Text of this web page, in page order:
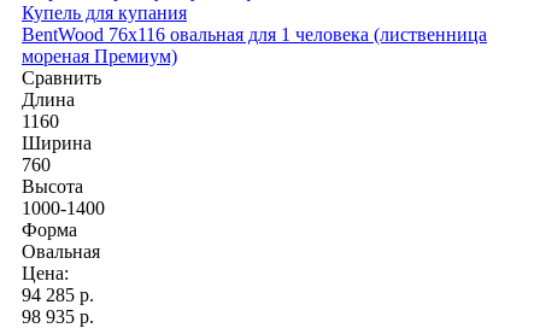
Купель для купания
BentWood 76х116 овальная для 1 человека (лиственница
мореная Премиум)
Сравнить
Длина
1160
Ширина
760
Высота
1000-1400
Форма
Овальная
Цена:
94 285 р.
98 935 р.